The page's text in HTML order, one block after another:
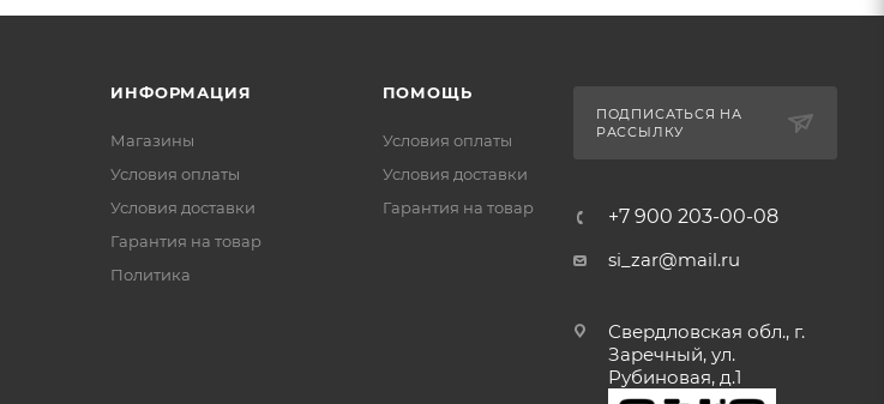
ИНФОРМАЦИЯ
Магазины
Условия оплаты
Условия доставки
Гарантия на товар
Политика
ПОМОЩЬ
Условия оплаты
Условия доставки
Гарантия на товар
ПОДПИСАТЬСЯ НА
РАССЫЛКУ
+7 900 203-00-08
si_zar@mail.ru
Свердловская обл., г.
Заречный, ул.
Рубиновая, д.1